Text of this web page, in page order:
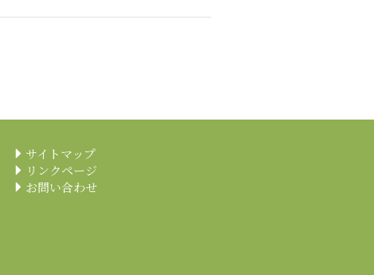
サイトマップ
リンクページ
お問い合わせ